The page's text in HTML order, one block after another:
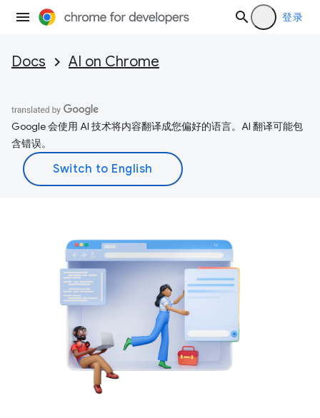
登录
Docs AI on Chrome
Google 会使用 AI 技术将内容翻译成您偏好的语言。AI 翻译可能包
含错误。